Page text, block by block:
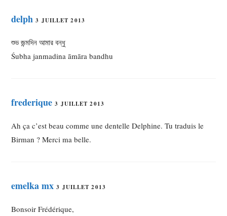
delph 3 JUILLET 2013
শুভ জন্মদিন আমার বন্ধু
Śubha janmadina āmāra bandhu
frederique 3 JUILLET 2013
Ah ça c’est beau comme une dentelle Delphine. Tu traduis le
Birman ? Merci ma belle.
emelka mx 3 JUILLET 2013
Bonsoir Frédérique,